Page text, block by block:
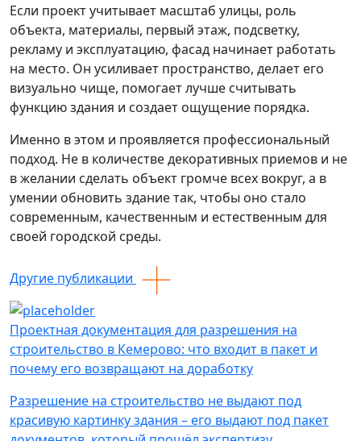
Если проект учитывает масштаб улицы, роль
объекта, материалы, первый этаж, подсветку,
рекламу и эксплуатацию, фасад начинает работать
на место. Он усиливает пространство, делает его
визуально чище, помогает лучше считывать
функцию здания и создает ощущение порядка.
Именно в этом и проявляется профессиональный
подход. Не в количестве декоративных приемов и не
в желании сделать объект громче всех вокруг, а в
умении обновить здание так, чтобы оно стало
современным, качественным и естественным для
своей городской среды.
Другие публикации
Проектная документация для разрешения на
строительство в Кемерово: что входит в пакет и
почему его возвращают на доработку
Разрешение на строительство не выдают под
красивую картинку здания – его выдают под пакет